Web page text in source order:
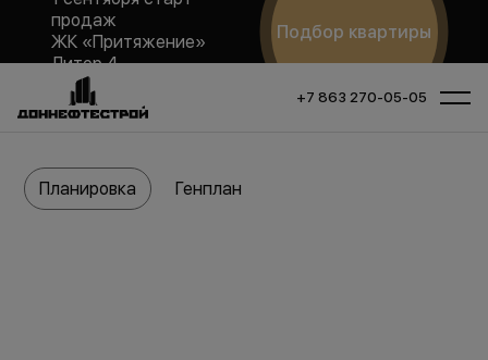
продаж
ЖК «Притяжение»
Литер 4
Подбор квартиры
+7 863 270-05-05
Планировка Генплан